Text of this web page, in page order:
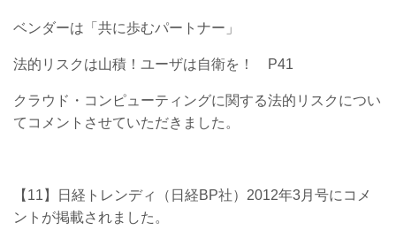
ベンダーは「共に歩むパートナー」
法的リスクは山積！ユーザは自衛を！ P41
クラウド・コンピューティングに関する法的リスクについ
てコメントさせていただきました。
【11】日経トレンディ（日経BP社）2012年3月号にコメ
ントが掲載されました。